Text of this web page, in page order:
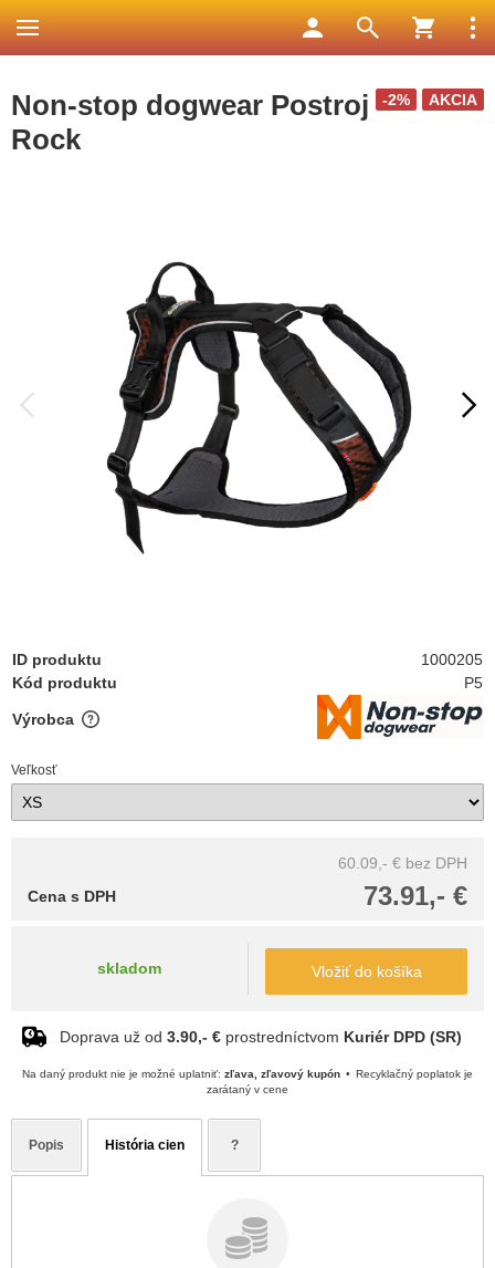
AKCIA
-2%
Non-stop dogwear Postroj
Rock
ID produktu
1000205
Kód produktu
P5
Výrobca
Veľkosť
60.09,- € bez DPH
73.91,- €
Cena s DPH
skladom Vložiť do košíka
Doprava už od 3.90,- € prostredníctvom Kuriér DPD (SR)
Na daný produkt nie je možné uplatniť: zľava, zľavový kupón
Recyklačný poplatok je
zarátaný v cene
Popis História cien ?